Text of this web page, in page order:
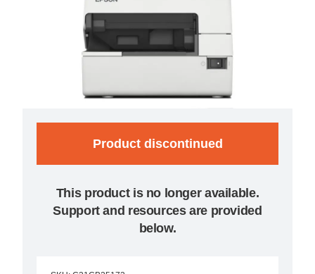
Product discontinued
This product is no longer available.
Support and resources are provided
below.